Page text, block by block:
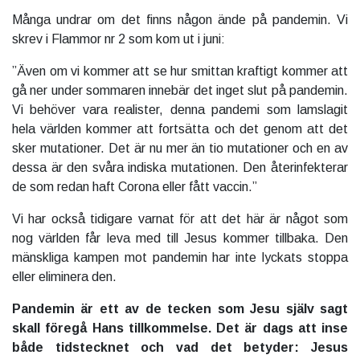
Många undrar om det finns någon ände på pandemin. Vi
skrev i Flammor nr 2 som kom ut i juni:
”Även om vi kommer att se hur smittan kraftigt kommer att
gå ner under sommaren innebär det inget slut på pandemin.
Vi behöver vara realister, denna pandemi som lamslagit
hela världen kommer att fortsätta och det genom att det
sker mutationer. Det är nu mer än tio mutationer och en av
dessa är den svåra indiska mutationen. Den återinfekterar
de som redan haft Corona eller fått vaccin.”
Vi har också tidigare varnat för att det här är något som
nog världen får leva med till Jesus kommer tillbaka. Den
mänskliga kampen mot pandemin har inte lyckats stoppa
eller eliminera den.
Pandemin är ett av de tecken som Jesu själv sagt
skall föregå Hans tillkommelse. Det är dags att inse
både tidstecknet och vad det betyder: Jesus